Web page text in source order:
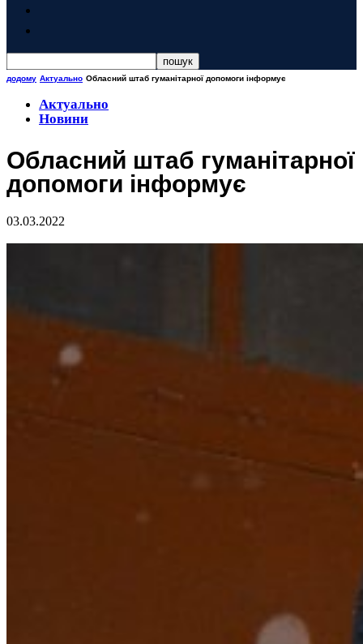
додому Актуально Обласний штаб гуманітарної допомоги інформує
Актуально
Новини
Обласний штаб гуманітарної
допомоги інформує
03.03.2022